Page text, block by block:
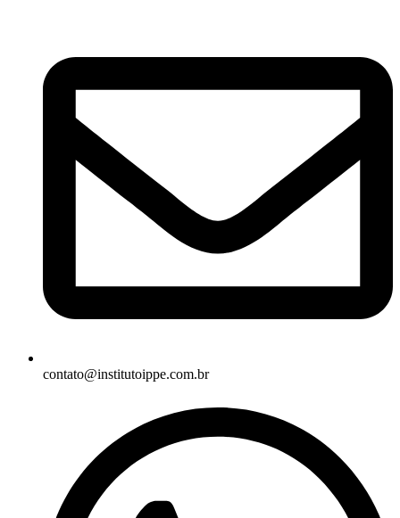
contato@institutoippe.com.br